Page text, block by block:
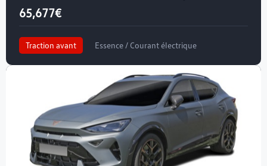
65,677€
Traction avant
Essence / Courant électrique